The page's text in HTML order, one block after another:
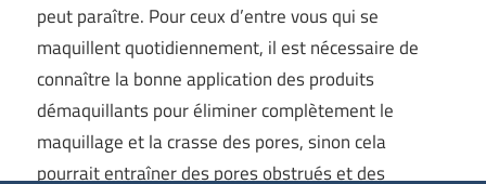
peut paraître. Pour ceux d’entre vous qui se
maquillent quotidiennement, il est nécessaire de
connaître la bonne application des produits
démaquillants pour éliminer complètement le
maquillage et la crasse des pores, sinon cela
pourrait entraîner des pores obstrués et des